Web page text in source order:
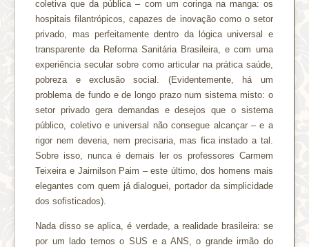
coletiva que da pública – com um coringa na manga: os
hospitais filantrópicos, capazes de inovação como o setor
privado, mas perfeitamente dentro da lógica universal e
transparente da Reforma Sanitária Brasileira, e com uma
experiência secular sobre como articular na prática saúde,
pobreza e exclusão social. (Evidentemente, há um
problema de fundo e de longo prazo num sistema misto: o
setor privado gera demandas e desejos que o sistema
público, coletivo e universal não consegue alcançar – e a
rigor nem deveria, nem precisaria, mas fica instado a tal.
Sobre isso, nunca é demais ler os professores Carmem
Teixeira e Jairnilson Paim – este último, dos homens mais
elegantes com quem já dialoguei, portador da simplicidade
dos sofisticados).
Nada disso se aplica, é verdade, a realidade brasileira: se
por um lado temos o SUS e a ANS, o grande irmão do